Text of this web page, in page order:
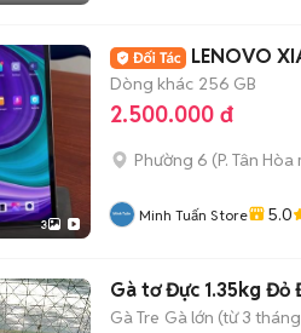
3
LENOVO
Dòng khác 256 GB
2.500.000 đ
Phường 6 (P. Tân Hòa
Minh Tuấn Store 5.0
Gà tơ Đực 1.35kg Đỏ
Gà Tre Gà lớn (từ 3